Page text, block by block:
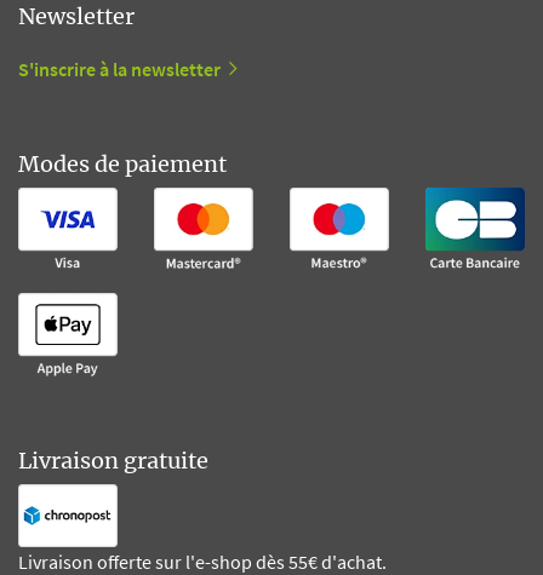
Newsletter
S'inscrire à la newsletter
Modes de paiement
Livraison gratuite
Livraison offerte sur l'e-shop dès 55€ d'achat.